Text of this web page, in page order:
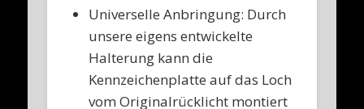
Universelle Anbringung: Durch
unsere eigens entwickelte
Halterung kann die
Kennzeichenplatte auf das Loch
vom Originalrücklicht montiert